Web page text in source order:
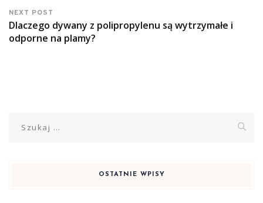
NEXT POST
Dlaczego dywany z polipropylenu są wytrzymałe i
odporne na plamy?
OSTATNIE WPISY